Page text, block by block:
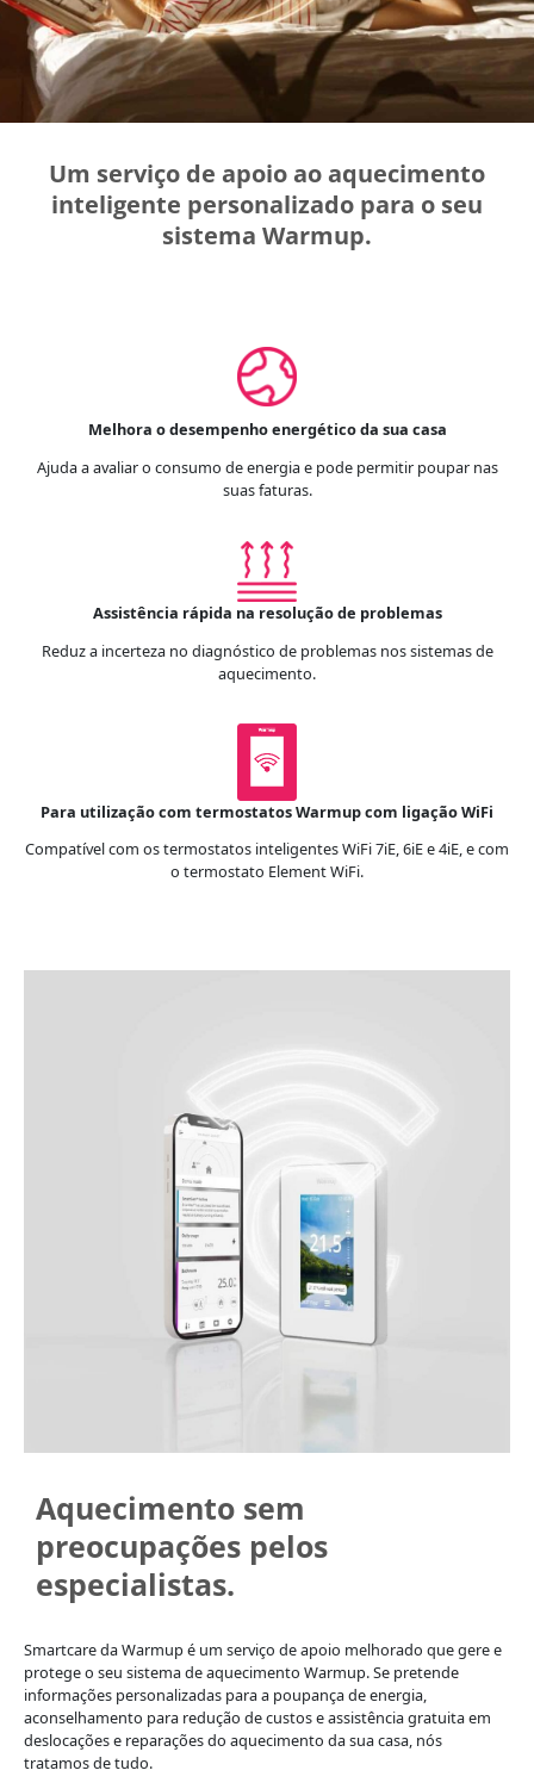
Um serviço de apoio ao aquecimento
inteligente personalizado para o seu
sistema Warmup.
Melhora o desempenho energético da sua casa
Ajuda a avaliar o consumo de energia e pode permitir poupar nas
suas faturas.
Assistência rápida na resolução de problemas
Reduz a incerteza no diagnóstico de problemas nos sistemas de
aquecimento.
Para utilização com termostatos Warmup com ligação WiFi
Compatível com os termostatos inteligentes WiFi 7iE, 6iE e 4iE, e com
o termostato Element WiFi.
Aquecimento sem
preocupações pelos
especialistas.
Smartcare da Warmup é um serviço de apoio melhorado que gere e
protege o seu sistema de aquecimento Warmup. Se pretende
informações personalizadas para a poupança de energia,
aconselhamento para redução de custos e assistência gratuita em
deslocações e reparações do aquecimento da sua casa, nós
tratamos de tudo.